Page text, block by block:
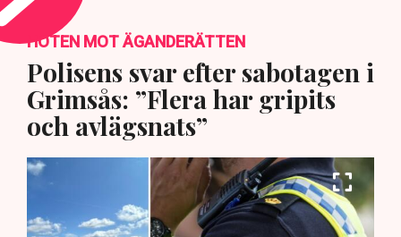
HOTEN MOT ÄGANDERÄTTEN
Polisens svar efter sabotagen i
Grimsås: ”Flera har gripits
och avlägsnats”